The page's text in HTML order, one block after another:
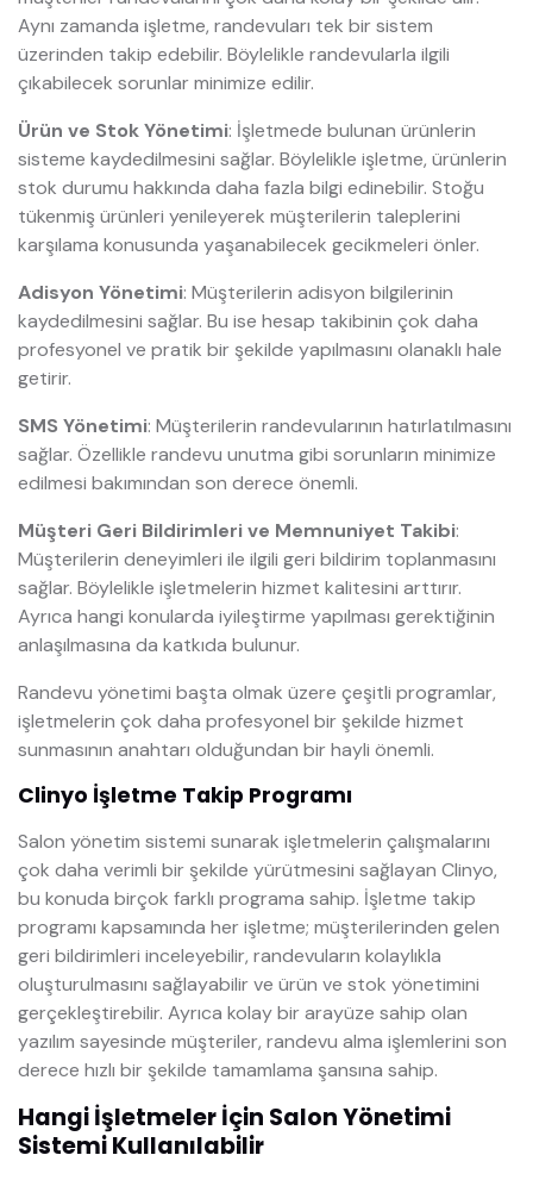
Aynı zamanda işletme, randevuları tek bir sistem
üzerinden takip edebilir. Böylelikle randevularla ilgili
çıkabilecek sorunlar minimize edilir.
Ürün ve Stok Yönetimi: İşletmede bulunan ürünlerin
sisteme kaydedilmesini sağlar. Böylelikle işletme, ürünlerin
stok durumu hakkında daha fazla bilgi edinebilir. Stoğu
tükenmiş ürünleri yenileyerek müşterilerin taleplerini
karşılama konusunda yaşanabilecek gecikmeleri önler.
Adisyon Yönetimi: Müşterilerin adisyon bilgilerinin
kaydedilmesini sağlar. Bu ise hesap takibinin çok daha
profesyonel ve pratik bir şekilde yapılmasını olanaklı hale
getirir.
SMS Yönetimi: Müşterilerin randevularının hatırlatılmasını
sağlar. Özellikle randevu unutma gibi sorunların minimize
edilmesi bakımından son derece önemli.
Müşteri Geri Bildirimleri ve Memnuniyet Takibi:
Müşterilerin deneyimleri ile ilgili geri bildirim toplanmasını
sağlar. Böylelikle işletmelerin hizmet kalitesini arttırır.
Ayrıca hangi konularda iyileştirme yapılması gerektiğinin
anlaşılmasına da katkıda bulunur.
Randevu yönetimi başta olmak üzere çeşitli programlar,
işletmelerin çok daha profesyonel bir şekilde hizmet
sunmasının anahtarı olduğundan bir hayli önemli.
Clinyo İşletme Takip Programı
Salon yönetim sistemi sunarak işletmelerin çalışmalarını
çok daha verimli bir şekilde yürütmesini sağlayan Clinyo,
bu konuda birçok farklı programa sahip. İşletme takip
programı kapsamında her işletme; müşterilerinden gelen
geri bildirimleri inceleyebilir, randevuların kolaylıkla
oluşturulmasını sağlayabilir ve ürün ve stok yönetimini
gerçekleştirebilir. Ayrıca kolay bir arayüze sahip olan
yazılım sayesinde müşteriler, randevu alma işlemlerini son
derece hızlı bir şekilde tamamlama şansına sahip.
Hangi İşletmeler İçin Salon Yönetimi
Sistemi Kullanılabilir